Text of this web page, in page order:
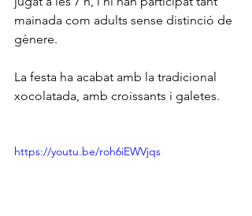
mainada com adults sense distinció de
gènere.
La festa ha acabat amb la tradicional
xocolatada, amb croissants i galetes.
https://youtu.be/roh6iEWVjqs